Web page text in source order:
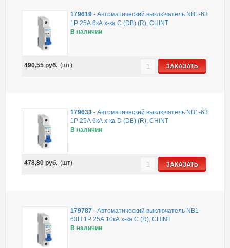
179619- Автоматический выключатель NB1-63
1P 25А 6кА х-ка C (DB) (R), CHINT
В наличии
490,55 руб. (шт) ЗАКАЗАТЬ
179633- Автоматический выключатель NB1-63
1P 25А 6кА х-ка D (DB) (R), CHINT
В наличии
478,80 руб. (шт) ЗАКАЗАТЬ
179787- Автоматический выключатель NB1-
63H 1P 25А 10кА х-ка C (R), CHINT
В наличии